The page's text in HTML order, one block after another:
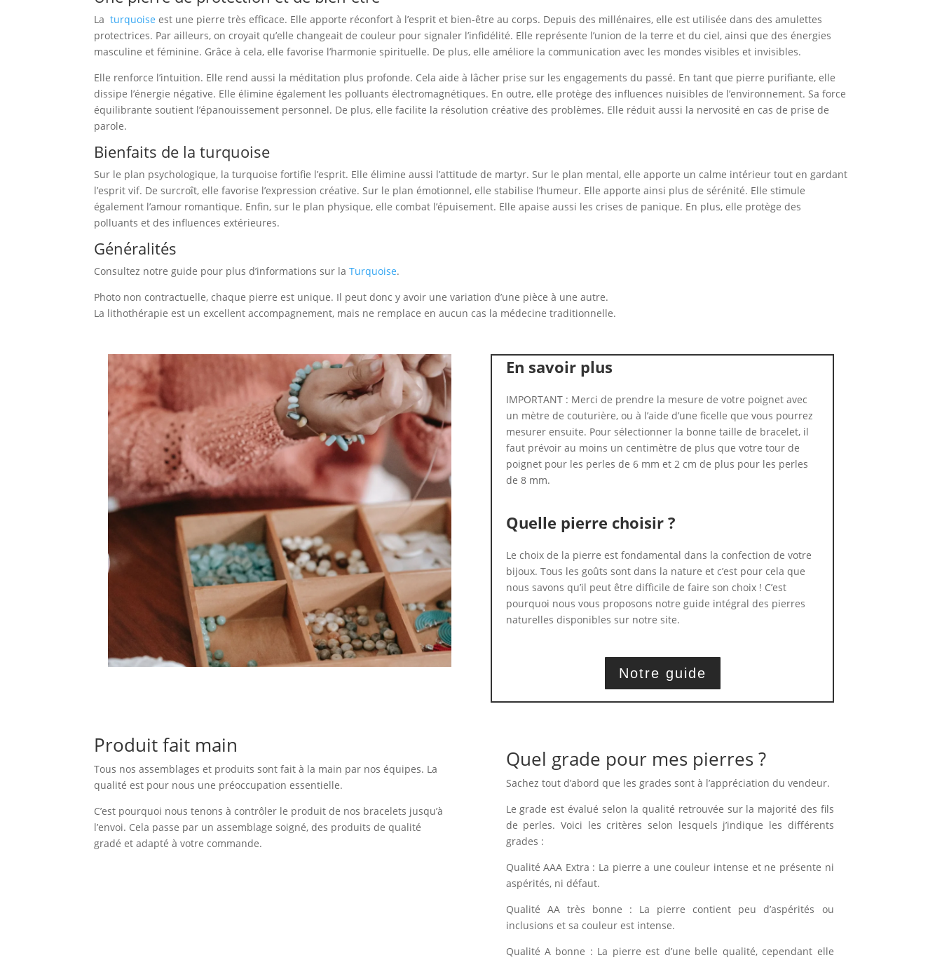
La turquoise est une pierre très efficace. Elle apporte réconfort à l’esprit et bien-être au corps. Depuis des millénaires, elle est utilisée dans des amulettes
protectrices. Par ailleurs, on croyait qu’elle changeait de couleur pour signaler l’infidélité. Elle représente l’union de la terre et du ciel, ainsi que des énergies
masculine et féminine. Grâce à cela, elle favorise l’harmonie spirituelle. De plus, elle améliore la communication avec les mondes visibles et invisibles.
Elle renforce l’intuition. Elle rend aussi la méditation plus profonde. Cela aide à lâcher prise sur les engagements du passé. En tant que pierre purifiante, elle
dissipe l’énergie négative. Elle élimine également les polluants électromagnétiques. En outre, elle protège des influences nuisibles de l’environnement. Sa force
équilibrante soutient l’épanouissement personnel. De plus, elle facilite la résolution créative des problèmes. Elle réduit aussi la nervosité en cas de prise de
parole.
Bienfaits de la turquoise
Sur le plan psychologique, la turquoise fortifie l’esprit. Elle élimine aussi l’attitude de martyr. Sur le plan mental, elle apporte un calme intérieur tout en gardant
l’esprit vif. De surcroît, elle favorise l’expression créative. Sur le plan émotionnel, elle stabilise l’humeur. Elle apporte ainsi plus de sérénité. Elle stimule
également l’amour romantique. Enfin, sur le plan physique, elle combat l’épuisement. Elle apaise aussi les crises de panique. En plus, elle protège des
polluants et des influences extérieures.
Généralités
Consultez notre guide pour plus d’informations sur laTurquoise.
Photo non contractuelle, chaque pierre est unique. Il peut donc y avoir une variation d’une pièce à une autre.
La lithothérapie est un excellent accompagnement, mais ne remplace en aucun cas la médecine traditionnelle.
En savoir plus
IMPORTANT : Merci de prendre la mesure de votre poignet avec
un mètre de couturière, ou à l’aide d’une ficelle que vous pourrez
mesurer ensuite. Pour sélectionner la bonne taille de bracelet, il
faut prévoir au moins un centimètre de plus que votre tour de
poignet pour les perles de 6 mm et 2 cm de plus pour les perles
de 8 mm.
Quelle pierre choisir ?
Le choix de la pierre est fondamental dans la confection de votre
bijoux. Tous les goûts sont dans la nature et c’est pour cela que
nous savons qu’il peut être difficile de faire son choix ! C’est
pourquoi nous vous proposons notre guide intégral des pierres
naturelles disponibles sur notre site.
Notre guide
Produit fait main
Tous nos assemblages et produits sont fait à la main par nos équipes. La
qualité est pour nous une préoccupation essentielle.
C’est pourquoi nous tenons à contrôler le produit de nos bracelets jusqu’à
l’envoi. Cela passe par un assemblage soigné, des produits de qualité
gradé et adapté à votre commande.
Quel grade pour mes pierres ?
Sachez tout d’abord que les grades sont à l’appréciation du vendeur.
Le grade est évalué selon la qualité retrouvée sur la majorité des fils
de perles. Voici les critères selon lesquels j’indique les différents
grades :
Qualité AAA Extra : La pierre a une couleur intense et ne présente ni
aspérités, ni défaut.
Qualité AA très bonne : La pierre contient peu d’aspérités ou
inclusions et sa couleur est intense.
Qualité A bonne : La pierre est d’une belle qualité, cependant elle